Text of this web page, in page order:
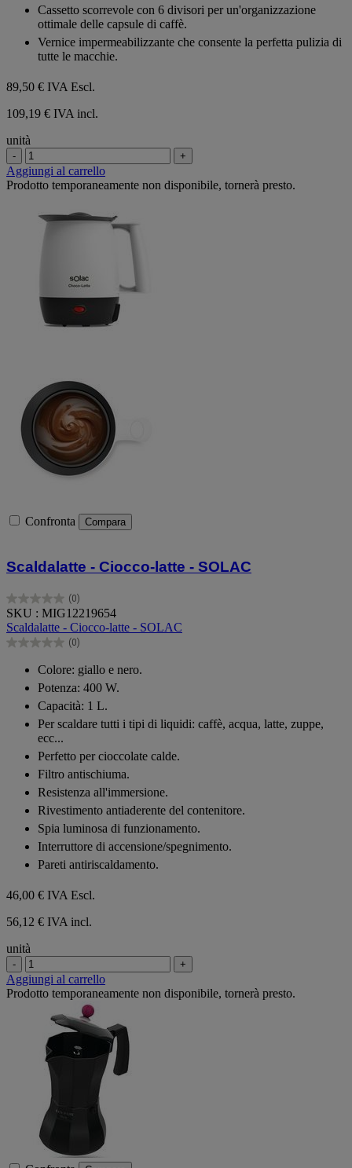
Cassetto scorrevole con 6 divisori per un'organizzazione
ottimale delle capsule di caffè.
Vernice impermeabilizzante che consente la perfetta pulizia di
tutte le macchie.
89,50 € IVA Escl.
109,19 € IVA incl.
unità
- +
Aggiungi al carrello
Prodotto temporaneamente non disponibile, tornerà presto.
Confronta Compara
Scaldalatte - Ciocco-latte - SOLAC
(0)
0.0
su
5
stelle.
SKU : MIG12219654
Scaldalatte - Ciocco-latte - SOLAC
(0)
0.0
stelle.
Colore: giallo e nero.
Potenza: 400 W.
Capacità: 1 L.
Per scaldare tutti i tipi di liquidi: caffè, acqua, latte, zuppe,
ecc...
Perfetto per cioccolate calde.
Filtro antischiuma.
Resistenza all'immersione.
Rivestimento antiaderente del contenitore.
Spia luminosa di funzionamento.
Interruttore di accensione/spegnimento.
Pareti antiriscaldamento.
46,00 € IVA Escl.
56,12 € IVA incl.
unità
- +
Aggiungi al carrello
Prodotto temporaneamente non disponibile, tornerà presto.